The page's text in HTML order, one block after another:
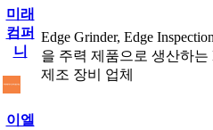
미래
컴퍼
니
Edge Grinder, Edge
을 주력 제품으로 생산하는
제조 장비 업체
이엘